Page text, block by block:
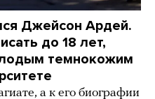
Джейсон Ардей.
до 18 лет,
темнокожим
а к его биографии